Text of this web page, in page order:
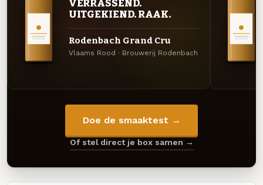
VERRASSEND.
UITGEKIEND. RAAK.
Rodenbach Grand Cru
Vlaams Rood · Brouwerij Rodenbach
Doe de smaaktest →
Of stel direct je box samen →